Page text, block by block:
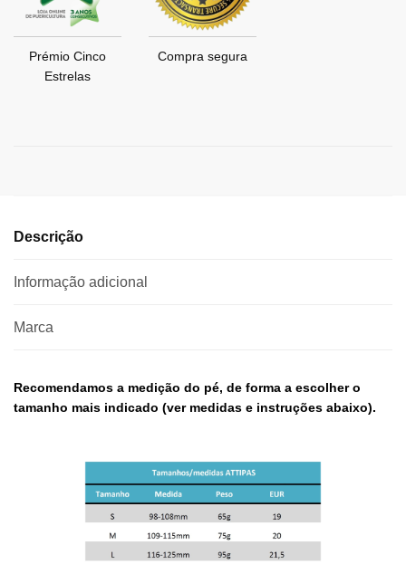
Prémio Cinco
Estrelas
Compra segura
Descrição
Informação adicional
Marca
Recomendamos a medição do pé, de forma a escolher o
tamanho mais indicado (ver medidas e instruções abaixo).